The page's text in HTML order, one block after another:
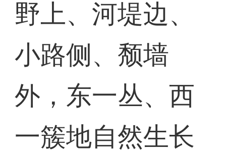
野上、河堤边、
小路侧、颓墙
外，东一丛、西
一簇地自然生长